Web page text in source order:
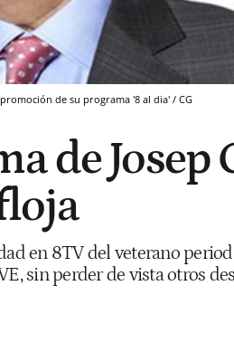
de su programa '8 al dia' / CG
de Josep
en 8TV del veterano
sin perder de vista otros